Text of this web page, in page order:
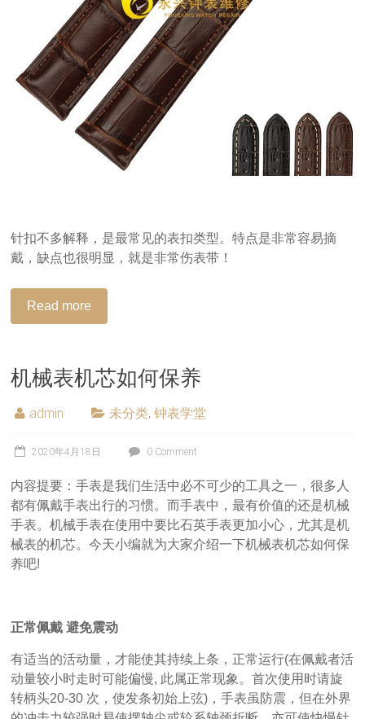
针扣不多解释，是最常见的表扣类型。特点是非常容易摘
戴，缺点也很明显，就是非常伤表带！
Read more
机械表机芯如何保养
admin 未分类,钟表学堂
2020年4月18日 0 Comment
内容提要：手表是我们生活中必不可少的工具之一，很多人
都有佩戴手表出行的习惯。而手表中，最有价值的还是机械
手表。机械手表在使用中要比石英手表更加小心，尤其是机
械表的机芯。今天小编就为大家介绍一下机械表机芯如何保
养吧!
正常佩戴 避免震动
有适当的活动量，才能使其持续上条，正常运行(在佩戴者活
动量较小时走时可能偏慢, 此属正常现象。首次使用时请旋
转柄头20-30 次，使发条初始上弦)，手表虽防震，但在外界